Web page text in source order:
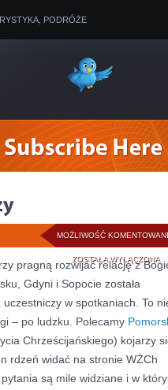
PODRÓŻE
MOŻLIWOŚĆ
ZOSTAŁA WYŁĄCZONA
pragną rozwijać relację z
Gdyni i Sopocie została
w spotkaniach. To
– po ludzku. Polecamy
Chrześcijańskiego) kojarzy
rdzeń widać na stronie WŻCh
są mile widziane i w